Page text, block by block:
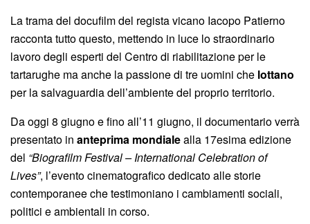
La trama del docufilm del regista vicano Iacopo Patierno
racconta tutto questo, mettendo in luce lo straordinario
lavoro degli esperti del Centro di riabilitazione per le
tartarughe ma anche la passione di tre uomini che lottano
per la salvaguardia dell’ambiente del proprio territorio.
Da oggi 8 giugno e fino all’11 giugno, il documentario verrà
presentato in anteprima mondialealla 17esima edizione
del “Biografilm Festival – International Celebration of
Lives”, l’evento cinematografico dedicato alle storie
contemporanee che testimoniano i cambiamenti sociali,
politici e ambientali in corso.